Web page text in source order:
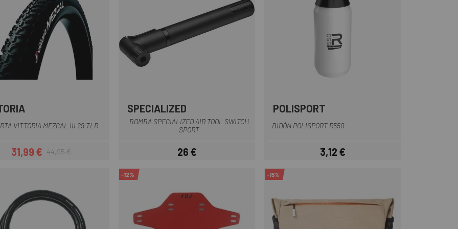
VITTORIA MEZCAL III 29 TLR
Precio
31,99 €Precio regular
44,95 €
SPECIALIZED
BOMBA SPECIALIZED AIR TOOL SWITCH
SPORT
Precio
26 €
POLISPORT
BIDÓN POLISPORT R550
Precio
3,12 €
-12% -15%